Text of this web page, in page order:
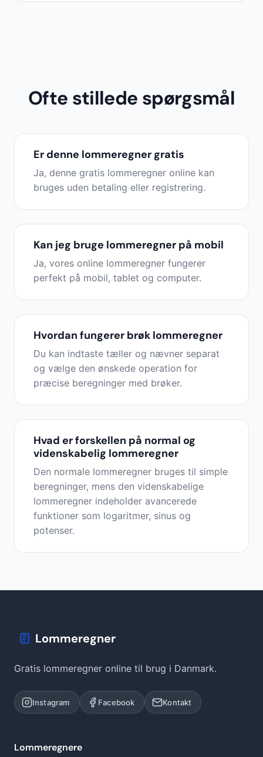
Ofte stillede spørgsmål
Er denne lommeregner gratis
Ja, denne gratis lommeregner online kan
bruges uden betaling eller registrering.
Kan jeg bruge lommeregner på mobil
Ja, vores online lommeregner fungerer
perfekt på mobil, tablet og computer.
Hvordan fungerer brøk lommeregner
Du kan indtaste tæller og nævner separat
og vælge den ønskede operation for
præcise beregninger med brøker.
Hvad er forskellen på normal og
videnskabelig lommeregner
Den normale lommeregner bruges til simple
beregninger, mens den videnskabelige
lommeregner indeholder avancerede
funktioner som logaritmer, sinus og
potenser.
Lommeregner
Gratis lommeregner online til brug i Danmark.
Instagram Facebook Kontakt
Lommeregnere